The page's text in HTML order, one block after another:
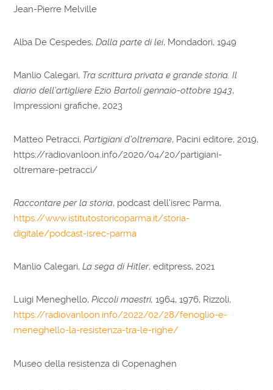
Jean-Pierre Melville
Alba De Cespedes,Dalla parte di lei, Mondadori, 1949
Manlio Calegari, Tra scrittura privata e grande storia. Il
diario dell’artigliere Ezio Bartoli gennaio-ottobre 1943,
Impressioni grafiche, 2023
Matteo Petracci,Partigiani d’oltremare, Pacini editore, 2019,
https://radiovanloon.info/2020/04/20/partigiani-
oltremare-petracci/
Raccontare per la storia, podcast dell’isrec Parma,
https://www.istitutostoricoparma.it/storia-
digitale/podcast-isrec-parma
Manlio Calegari,La sega di Hitler, editpress, 2021
Luigi Meneghello, Piccoli maestri,1964, 1976, Rizzoli,
https://radiovanloon.info/2022/02/28/fenoglio-e-
meneghello-la-resistenza-tra-le-righe/
Museo della resistenza di Copenaghen